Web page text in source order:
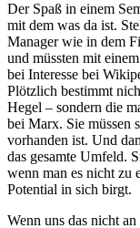
Der Spaß in einem
mit dem was da ist.
Manager wie in dem
und müssten mit
bei Interesse bei
Plötzlich bestimmt
Hegel – sondern die
bei Marx. Sie müssen
vorhanden ist. Und
das gesamte Umfeld.
wenn man es nicht zu
Potential in sich birgt.
Wenn uns das nicht